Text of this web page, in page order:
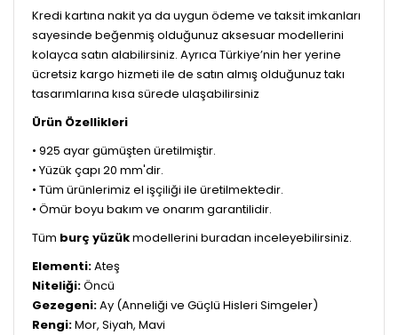
Kredi kartına nakit ya da uygun ödeme ve taksit imkanları
sayesinde beğenmiş olduğunuz aksesuar modellerini
kolayca satın alabilirsiniz. Ayrıca Türkiye’nin her yerine
ücretsiz kargo hizmeti ile de satın almış olduğunuz takı
tasarımlarına kısa sürede ulaşabilirsiniz
Ürün Özellikleri
• 925 ayar gümüşten üretilmiştir.
• Yüzük çapı 20 mm'dir.
• Tüm ürünlerimiz el işçiliği ile üretilmektedir.
• Ömür boyu bakım ve onarım garantilidir.
Tüm burç yüzükmodellerini buradan inceleyebilirsiniz.
Elementi:Ateş
Niteliği:Öncü
Gezegeni:Ay (Anneliği ve Güçlü Hisleri Simgeler)
Rengi:Mor, Siyah, Mavi